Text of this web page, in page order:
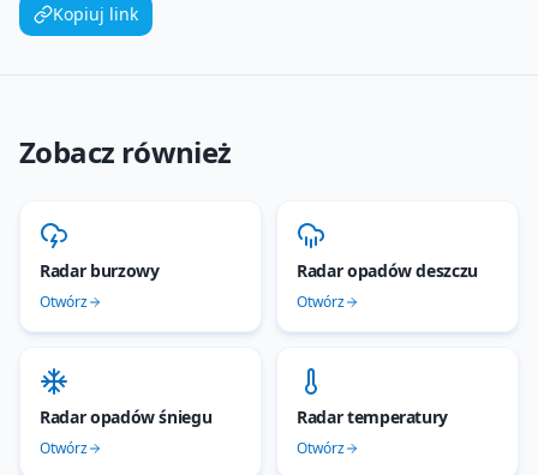
Kopiuj link
Zobacz również
Radar burzowy
Otwórz
Radar opadów deszczu
Otwórz
Radar opadów śniegu
Otwórz
Radar temperatury
Otwórz